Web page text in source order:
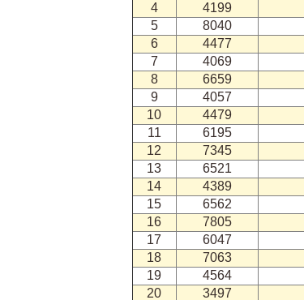
4
4199
5
8040
6
4477
7
4069
8
6659
9
4057
10
4479
11
6195
12
7345
13
6521
14
4389
15
6562
16
7805
17
6047
18
7063
19
4564
20
3497